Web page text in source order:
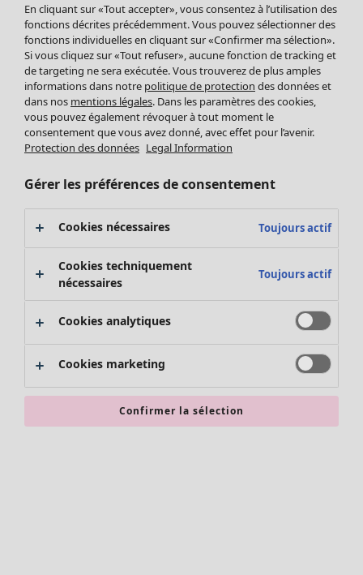
Leggings et collants
Accessoires
Chaussures
Vêtements de bain
Basics
Soldes Mobilier
Bonnes affaires déco
Décoration
Textiles
Tapis
Éponge
Promos SOLDES
Les promos de Gudrun Sjödén
Nouvel arrivage
Bonnes affaires en soldes - jusqu'à -70
En cliquant sur «Tout accepter», vous consentez à l’utilisation des
fonctions décrites précédemment. Vous pouvez sélectionner des
fonctions individuelles en cliquant sur «Confirmer ma sélection».
Si vous cliquez sur «Tout refuser», aucune fonction de tracking et
de targeting ne sera exécutée. Vous trouverez de plus amples
informations dans notre politique de protection des données et
dans nos mentions légales. Dans les paramètres des cookies,
vous pouvez également révoquer à tout moment le
consentement que vous avez donné, avec effet pour l’avenir.
Protection des données Legal Information
Gérer les préférences de consentement
Cookies nécessaires Toujours actif
Cookies techniquement
nécessaires
Toujours actif
Cookies analytiques
Cookies marketing
Confirmer la sélection